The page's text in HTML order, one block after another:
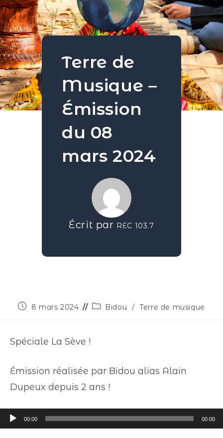
Terre de
Musique –
Émission
du 08
mars 2024
Écrit par REC 103.7
8 mars 2024 Bidou / Terre de musique
Spéciale La Sève !
Émission réalisée par Bidou alias Alain
Dupeux depuis 2 ans !
Lecteur
audio
00:00 00:00